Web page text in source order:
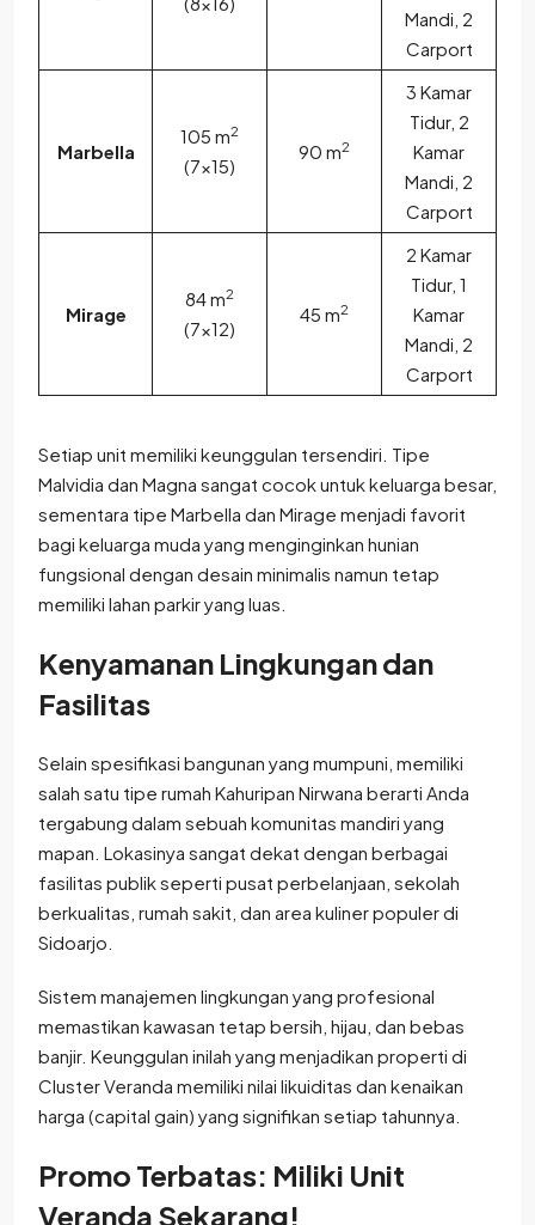
Mandi, 2
Carport
Marbella
105 m2
(7×15)
90 m2
3 Kamar
Tidur, 2
Kamar
Mandi, 2
Carport
Mirage
84 m2
(7×12)
45 m2
2 Kamar
Tidur, 1
Kamar
Mandi, 2
Carport
Setiap unit memiliki keunggulan tersendiri. Tipe
Malvidia dan Magna sangat cocok untuk keluarga besar,
sementara tipe Marbella dan Mirage menjadi favorit
bagi keluarga muda yang menginginkan hunian
fungsional dengan desain minimalis namun tetap
memiliki lahan parkir yang luas.
Kenyamanan Lingkungan dan
Fasilitas
Selain spesifikasi bangunan yang mumpuni, memiliki
salah satu tipe rumah Kahuripan Nirwana berarti Anda
tergabung dalam sebuah komunitas mandiri yang
mapan. Lokasinya sangat dekat dengan berbagai
fasilitas publik seperti pusat perbelanjaan, sekolah
berkualitas, rumah sakit, dan area kuliner populer di
Sidoarjo.
Sistem manajemen lingkungan yang profesional
memastikan kawasan tetap bersih, hijau, dan bebas
banjir. Keunggulan inilah yang menjadikan properti di
Cluster Veranda memiliki nilai likuiditas dan kenaikan
harga (capital gain) yang signifikan setiap tahunnya.
Promo Terbatas: Miliki Unit
Veranda Sekarang!